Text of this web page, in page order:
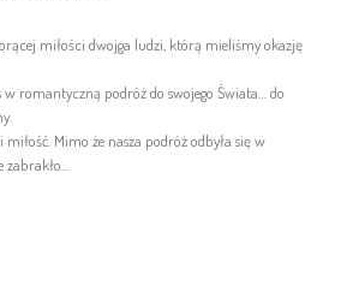
miłości dwojga ludzi, którą mieliśmy okazję
romantyczną podróż do swojego Świata… do
Mimo że nasza podróż odbyła się w